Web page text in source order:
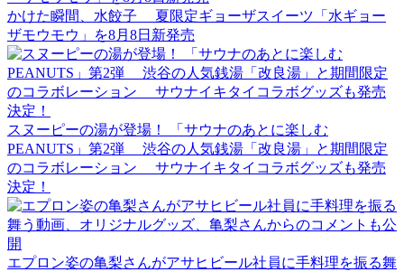
かけた瞬間、水餃子 夏限定ギョーザスイーツ「水ギョー
ザモウモウ」を8月8日新発売
スヌーピーの湯が登場！ 「サウナのあとに楽しむ
PEANUTS」第2弾 渋谷の人気銭湯「改良湯」と期間限定
のコラボレーション サウナイキタイコラボグッズも発売
決定！
エプロン姿の亀梨さんがアサヒビール社員に手料理を振る舞